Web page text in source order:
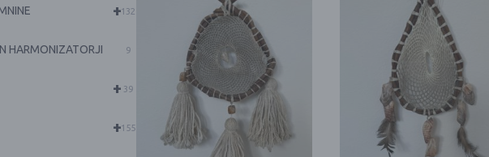
+132
HARMONIZATORJI 9
+ 39
+155